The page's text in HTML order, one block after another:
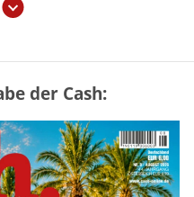
So viel Renten-
Kind möglich
der Cash: